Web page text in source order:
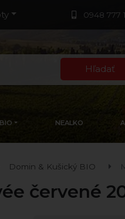
0948 777
Hľadať
BIO NEALKO
Domin & Kušický BIO
červené